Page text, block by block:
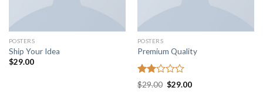
POSTERS
Ship Your Idea
$29.00
POSTERS
Premium Quality
Rated
2.00
$29.00 $29.00